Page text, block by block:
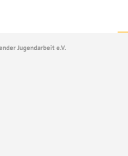
Jugendarbeit e.V.